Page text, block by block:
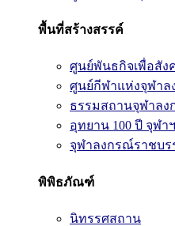
พื้นที่สร้างสรรค์
ศูนย์พันธกิจเพื่อสัง
ศูนย์กีฬาแห่งจุฬา
ธรรมสถานจุฬาล
อุทยาน 100 ปี จุฬาฯ
จุฬาลงกรณ์ราชบ
พิพิธภัณฑ์
นิทรรศสถาน